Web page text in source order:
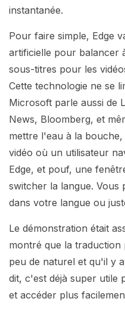
instantanée.
Pour faire simple, Edge
artificielle pour balancer
sous-titres pour les
Cette technologie ne se
Microsoft parle aussi de
News, Bloomberg, et
mettre l'eau à la
vidéo où un utilisateur
Edge, et pouf, une
switcher la langue.
dans votre langue ou
Le démonstration était
montré que la
peu de naturel et qu'il y
dit, c'est déjà super utile
et accéder plus